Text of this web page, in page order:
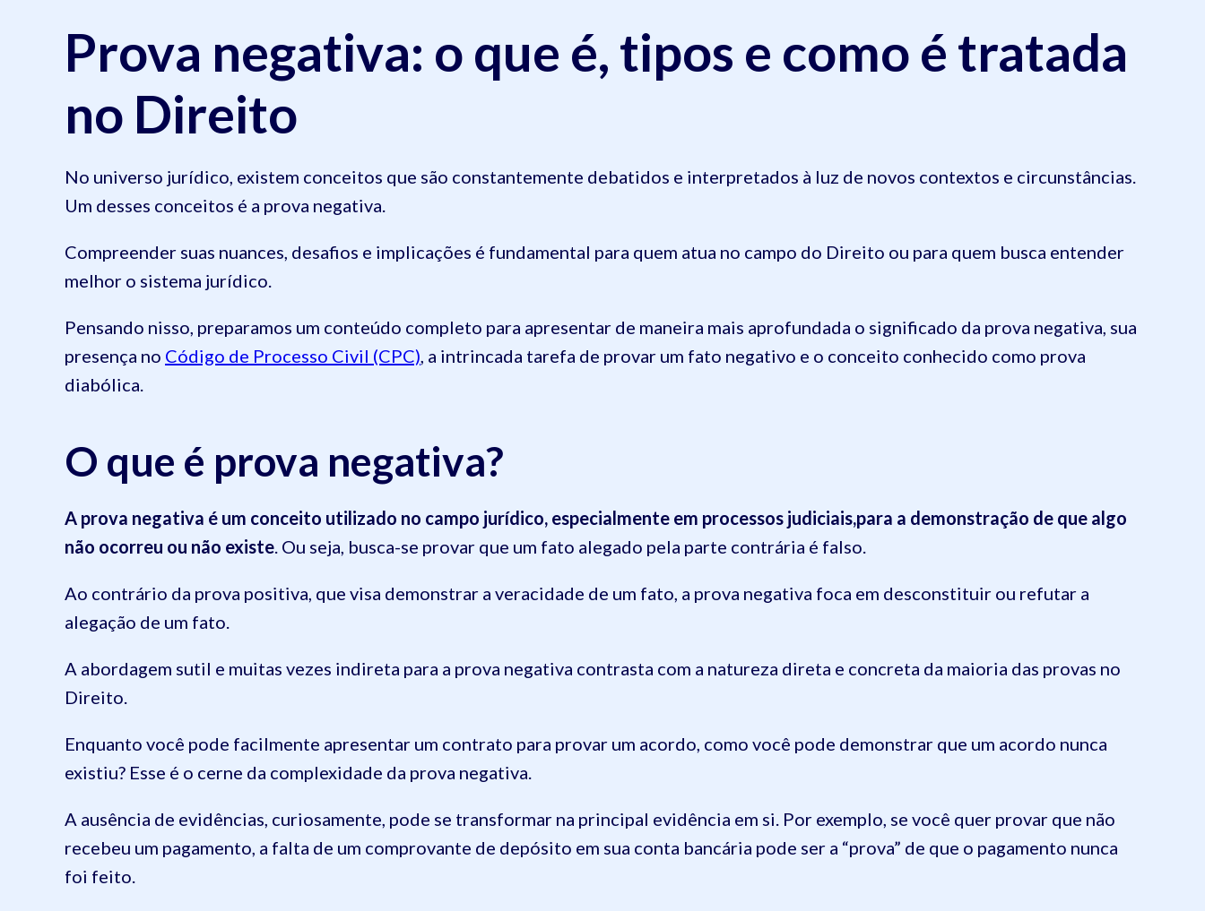
Prova negativa: o que é, tipos e como é tratada
no Direito
No universo jurídico, existem conceitos que são constantemente debatidos e interpretados à luz de novos contextos e circunstâncias.
Um desses conceitos é a prova negativa.
Compreender suas nuances, desafios e implicações é fundamental para quem atua no campo do Direito ou para quem busca entender
melhor o sistema jurídico.
Pensando nisso, preparamos um conteúdo completo para apresentar de maneira mais aprofundada o significado da prova negativa, sua
presença no Código de Processo Civil (CPC), a intrincada tarefa de provar um fato negativo e o conceito conhecido como prova
diabólica.
O que é prova negativa?
A prova negativa é um conceito utilizado no campo jurídico, especialmente em processos judiciais,para a demonstração de que algo
não ocorreu ou não existe. Ou seja, busca-se provar que um fato alegado pela parte contrária é falso.
Ao contrário da prova positiva, que visa demonstrar a veracidade de um fato, a prova negativa foca em desconstituir ou refutar a
alegação de um fato.
A abordagem sutil e muitas vezes indireta para a prova negativa contrasta com a natureza direta e concreta da maioria das provas no
Direito.
Enquanto você pode facilmente apresentar um contrato para provar um acordo, como você pode demonstrar que um acordo nunca
existiu? Esse é o cerne da complexidade da prova negativa.
A ausência de evidências, curiosamente, pode se transformar na principal evidência em si. Por exemplo, se você quer provar que não
recebeu um pagamento, a falta de um comprovante de depósito em sua conta bancária pode ser a “prova” de que o pagamento nunca
foi feito.